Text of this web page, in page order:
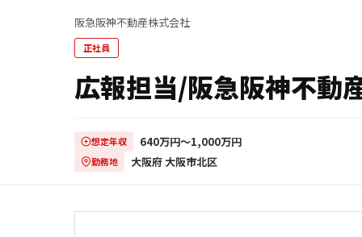
阪急阪神不動産株式会社
正社員
広報担当/阪急阪神不動
想定年収 640万円〜1,000万円
勤務地 大阪府 大阪市北区